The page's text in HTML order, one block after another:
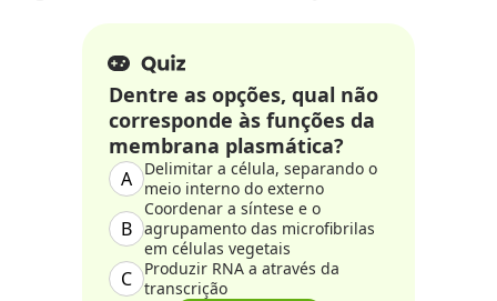
Dentre as opções, qual não
corresponde às funções da
membrana plasmática?
A
Delimitar a célula, separando o
meio interno do externo
B
Coordenar a síntese e o
agrupamento das microfibrilas
em células vegetais
C
Produzir RNA a através da
transcrição